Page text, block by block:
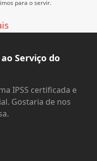
para o servir.
Serviço do
IPSS certificada e
Gostaria de nos